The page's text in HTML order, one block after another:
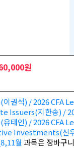
원
권석) / 2026
Issuers(지한송)
태인) / 2026
Investments(신
월 과목은 장바구